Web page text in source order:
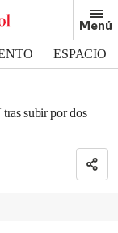
Menú
ESPACIO
subir por dos